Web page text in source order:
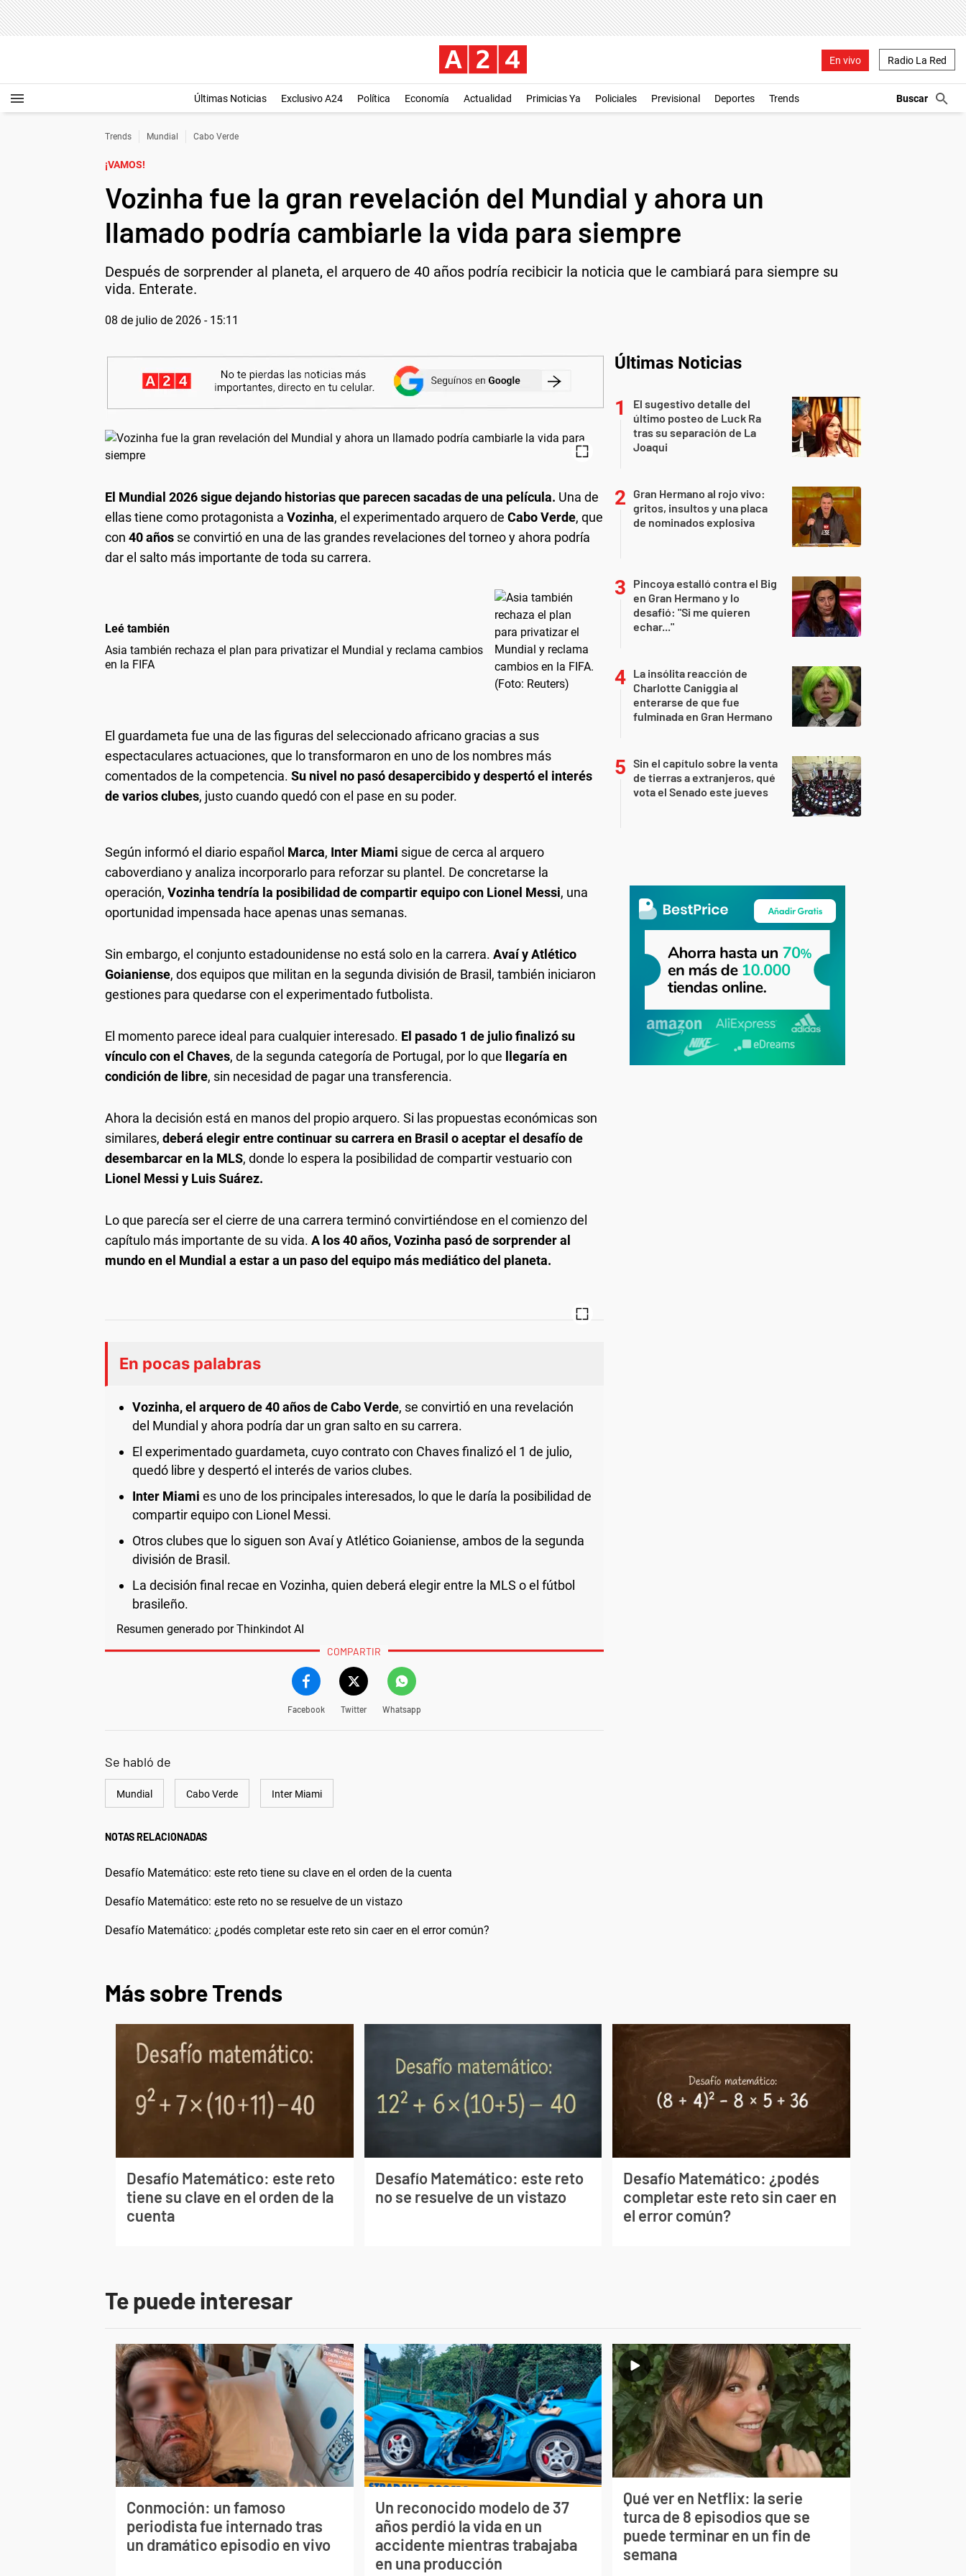
En vivo Radio La Red
Últimas Noticias Exclusivo A24 Política Economía Actualidad Primicias Ya Policiales Previsional Deportes Trends
Trends Mundial Cabo Verde
¡VAMOS!
Vozinha fue la gran revelación del Mundial y ahora un
llamado podría cambiarle la vida para siempre
Después de sorprender al planeta, el arquero de 40 años podría recibicir la noticia que le cambiará para siempre su
vida. Enterate.
08 de julio de 2026 - 15:11
El Mundial 2026 sigue dejando historias que parecen sacadas de una película. Una de
ellas tiene como protagonista a Vozinha, el experimentado arquero de Cabo Verde, que
con 40 años se convirtió en una de las grandes revelaciones del torneo y ahora podría
dar el salto más importante de toda su carrera.
Leé también
Asia también rechaza el plan para privatizar el Mundial y reclama cambios
en la FIFA
El guardameta fue una de las figuras del seleccionado africano gracias a sus
espectaculares actuaciones, que lo transformaron en uno de los nombres más
comentados de la competencia. Su nivel no pasó desapercibido y despertó el interés
de varios clubes, justo cuando quedó con el pase en su poder.
Según informó el diario español Marca, Inter Miami sigue de cerca al arquero
caboverdiano y analiza incorporarlo para reforzar su plantel. De concretarse la
operación, Vozinha tendría la posibilidad de compartir equipo con Lionel Messi, una
oportunidad impensada hace apenas unas semanas.
Sin embargo, el conjunto estadounidense no está solo en la carrera. Avaí y Atlético
Goianiense, dos equipos que militan en la segunda división de Brasil, también iniciaron
gestiones para quedarse con el experimentado futbolista.
El momento parece ideal para cualquier interesado. El pasado 1 de julio finalizó su
vínculo con el Chaves, de la segunda categoría de Portugal, por lo que
llegaría en
condición de libre, sin necesidad de pagar una transferencia.
Ahora la decisión está en manos del propio arquero. Si las propuestas económicas son
similares, deberá elegir entre continuar su carrera en Brasil o aceptar el desafío de
desembarcar en la MLS, donde lo espera la posibilidad de compartir vestuario con
Lionel Messi y Luis Suárez.
Lo que parecía ser el cierre de una carrera terminó convirtiéndose en el comienzo del
capítulo más importante de su vida. A los 40 años, Vozinha pasó de sorprender al
mundo en el Mundial a estar a un paso del equipo más mediático del planeta.
En pocas palabras
Vozinha, el arquero de 40 años de Cabo Verde, se convirtió en una revelación
del Mundial y ahora podría dar un gran salto en su carrera.
El experimentado guardameta, cuyo contrato con Chaves finalizó el 1 de julio,
quedó libre y despertó el interés de varios clubes.
Inter Miami es uno de los principales interesados, lo que le daría la posibilidad de
compartir equipo con Lionel Messi.
Otros clubes que lo siguen son Avaí y Atlético Goianiense, ambos de la segunda
división de Brasil.
La decisión final recae en Vozinha, quien deberá elegir entre la MLS o el fútbol
brasileño.
Resumen generado por Thinkindot AI
COMPARTIR
Facebook Twitter Whatsapp
Se habló de
Mundial Cabo Verde Inter Miami
NOTAS RELACIONADAS
Desafío Matemático: este reto tiene su clave en el orden de la cuenta
Desafío Matemático: este reto no se resuelve de un vistazo
Desafío Matemático: ¿podés completar este reto sin caer en el error común?
Últimas Noticias
El sugestivo detalle del
último posteo de Luck Ra
tras su separación de La
Joaqui
Gran Hermano al rojo vivo:
gritos, insultos y una placa
de nominados explosiva
Pincoya estalló contra el Big
en Gran Hermano y lo
desafió: "Si me quieren
echar..."
La insólita reacción de
Charlotte Caniggia al
enterarse de que fue
fulminada en Gran Hermano
Sin el capítulo sobre la venta
de tierras a extranjeros, qué
vota el Senado este jueves
Más sobre Trends
Desafío Matemático: este reto
tiene su clave en el orden de la
cuenta
Desafío Matemático: este reto
no se resuelve de un vistazo
Desafío Matemático: ¿podés
completar este reto sin caer en
el error común?
Te puede interesar
Conmoción: un famoso
periodista fue internado tras
un dramático episodio en vivo
Un reconocido modelo de 37
años perdió la vida en un
accidente mientras trabajaba
en una producción
Qué ver en Netflix: la serie
turca de 8 episodios que se
puede terminar en un fin de
semana